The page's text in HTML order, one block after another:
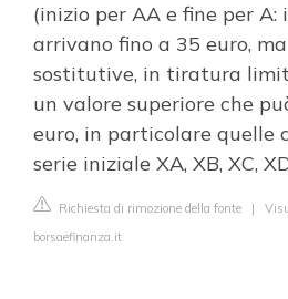
(inizio per AA e fine per
arrivano fino a 35 euro, ma
sostitutive, in tiratura
un valore superiore che
euro, in particolare quelle
serie iniziale XA, XB, XC,
Richiesta di rimozione della fonte |
borsaefinanza.it